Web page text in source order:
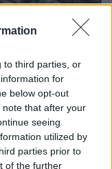
to third parties, or
for
below opt-out
that after your
seeing
utilized by
parties prior to
of the further
αυξανόμενοι
μπορεί να
του, ώστε να